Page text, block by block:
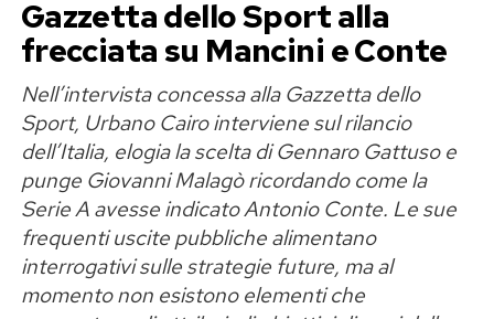
ha permesso di diventare madre»
Georgina Rodriguez è madre di sei figli e nel suo
messaggio ricorda proprio il ruolo della
maternità nel rapporto con il proprio corpo.
Spiega di voler trasmettere alle sue figlie un
principio semplice ma fondamentale: il valore di
una persona non può essere misurato
dall’aspetto fisico né dai giudizi di perfetti
Gazzetta dello Sport alla
frecciata su Mancini e Conte
Nell’intervista concessa alla Gazzetta dello
Sport, Urbano Cairo interviene sul rilancio
dell’Italia, elogia la scelta di Gennaro Gattuso e
punge Giovanni Malagò ricordando come la
Serie A avesse indicato Antonio Conte. Le sue
frequenti uscite pubbliche alimentano
interrogativi sulle strategie future, ma al
momento non esistono elementi che